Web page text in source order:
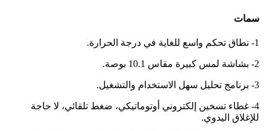
سمات
1- نطاق تحكم واسع للغاية في درجة الحرارة.
2- بشاشة لمس كبيرة مقاس 10.1 بوصة.
3- برنامج تحليل سهل الاستخدام والتشغيل.
4- غطاء تسخين إلكتروني أوتوماتيكي، ضغط تلقائي، لا حاجة
للإغلاق اليدوي.